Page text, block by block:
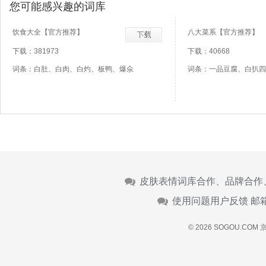
您可能感兴趣的词库
饮食大全【官方推荐】
下载：381973
词条：白肚、白肉、白灼、板鸭、爆氽
八大菜系【官方推荐】
下载：40668
词条：一品豆腐、白扒
皮肤表情词库合作、品牌合
使用问题用户反馈 邮
© 2026 SOGOU.COM